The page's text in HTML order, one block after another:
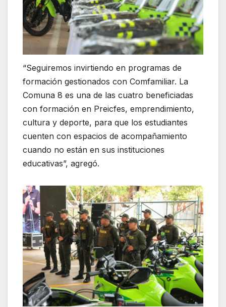
“Seguiremos invirtiendo en programas de
formación gestionados con Comfamiliar. La
Comuna 8 es una de las cuatro beneficiadas
con formación en Preicfes, emprendimiento,
cultura y deporte, para que los estudiantes
cuenten con espacios de acompañamiento
cuando no están en sus instituciones
educativas”, agregó.